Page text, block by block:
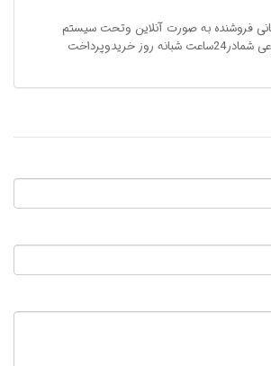
فروشنده به صورت آنلاین وتحت سیستم
سبدخریدباهوش مصنوعی شمادر24ساعت شبانه روز خریدوپرداخت